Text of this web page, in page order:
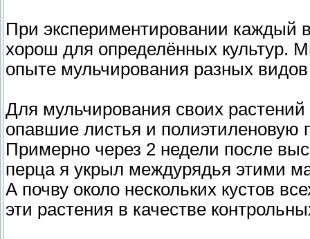
При экспериментировании каждый
хорош для определённых культур.
опыте мульчирования разных
Для мульчирования своих
опавшие листья и полиэтиленовую
Примерно через 2 недели после
перца я укрыл междурядья этими
А почву около нескольких кустов
эти растения в качестве